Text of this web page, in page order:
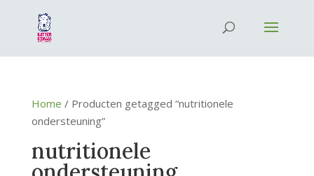
Home / Producten getagged “nutritionele
ondersteuning”
nutritionele